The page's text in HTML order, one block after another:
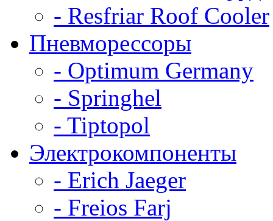
- Resfriar Roof Cooler
Пневморессоры
- Optimum Germany
- Springhel
- Tiptopol
Электрокомпоненты
- Erich Jaeger
- Freios Farj